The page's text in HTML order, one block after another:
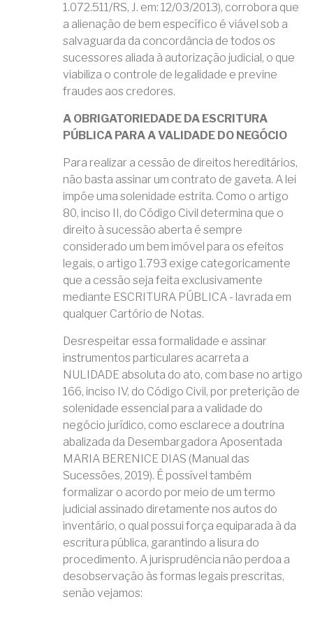
1.072.511/RS, J. em: 12/03/2013), corrobora que
a alienação de bem específico é viável sob a
salvaguarda da concordância de todos os
sucessores aliada à autorização judicial, o que
viabiliza o controle de legalidade e previne
fraudes aos credores.
A OBRIGATORIEDADE DA ESCRITURA
PÚBLICA PARA A VALIDADE DO NEGÓCIO
Para realizar a cessão de direitos hereditários,
não basta assinar um contrato de gaveta. A lei
impõe uma solenidade estrita. Como o artigo
80, inciso II, do Código Civil determina que o
direito à sucessão aberta é sempre
considerado um bem imóvel para os efeitos
legais, o artigo 1.793 exige categoricamente
que a cessão seja feita exclusivamente
mediante ESCRITURA PÚBLICA - lavrada em
qualquer Cartório de Notas.
Desrespeitar essa formalidade e assinar
instrumentos particulares acarreta a
NULIDADE absoluta do ato, com base no artigo
166, inciso IV, do Código Civil, por preterição de
solenidade essencial para a validade do
negócio jurídico, como esclarece a doutrina
abalizada da Desembargadora Aposentada
MARIA BERENICE DIAS (Manual das
Sucessões, 2019). É possível também
formalizar o acordo por meio de um termo
judicial assinado diretamente nos autos do
inventário, o qual possui força equiparada à da
escritura pública, garantindo a lisura do
procedimento. A jurisprudência não perdoa a
desobservação às formas legais prescritas,
senão vejamos: